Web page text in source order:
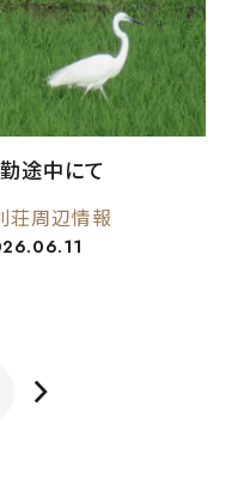
途中にて
荘周辺情報